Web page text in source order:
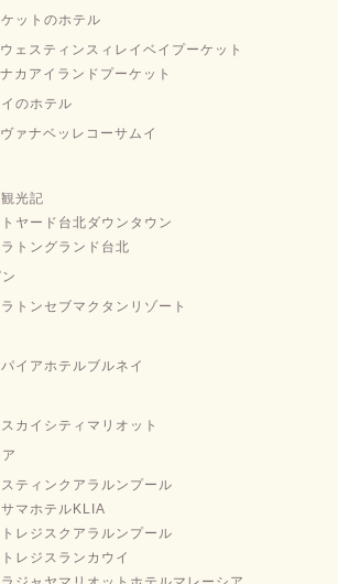
ットのホテル
ウェスティンスィレイベイプーケット
ナカアイランドプーケット
のホテル
ヴァナベッレコーサムイ
光記
ヤード台北ダウンタウン
トングランド台北
トンセブマクタンリゾート
イアホテルブルネイ
カイシティマリオット
ティンクアラルンプール
マホテルKLIA
レジスクアラルンプール
レジスランカウイ